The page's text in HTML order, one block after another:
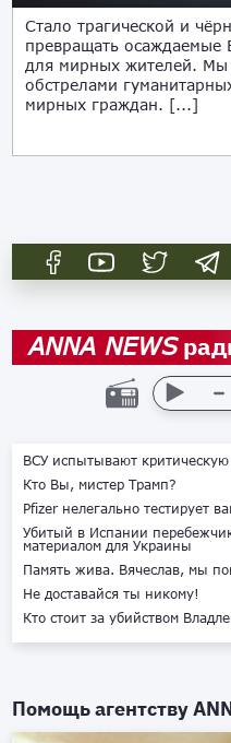
Стало трагической и
превращать
для мирных жителей.
обстрелами
мирных граждан. [...]
ANNA NEWS
ВСУ испытывают
Кто Вы, мистер Трамп?
Pfizer нелегально тестирует
Убитый в Испании
материалом для Украины
Память жива. Вячеслав, мы
Не доставайся ты никому!
Кто стоит за убийством
Помощь агентству